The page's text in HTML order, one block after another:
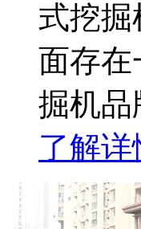
式挖
面存在
掘机
了解详